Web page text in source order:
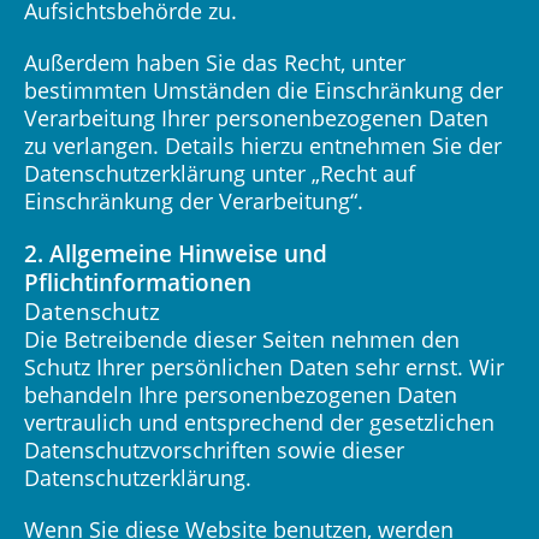
Aufsichtsbehörde zu.
Außerdem haben Sie das Recht, unter
bestimmten Umständen die Einschränkung der
Verarbeitung Ihrer personenbezogenen Daten
zu verlangen. Details hierzu entnehmen Sie der
Datenschutzerklärung unter „Recht auf
Einschränkung der Verarbeitung“.
2. Allgemeine Hinweise und
Pflichtinformationen
Datenschutz
Die Betreibende dieser Seiten nehmen den
Schutz Ihrer persönlichen Daten sehr ernst. Wir
behandeln Ihre personenbezogenen Daten
vertraulich und entsprechend der gesetzlichen
Datenschutzvorschriften sowie dieser
Datenschutzerklärung.
Wenn Sie diese Website benutzen, werden